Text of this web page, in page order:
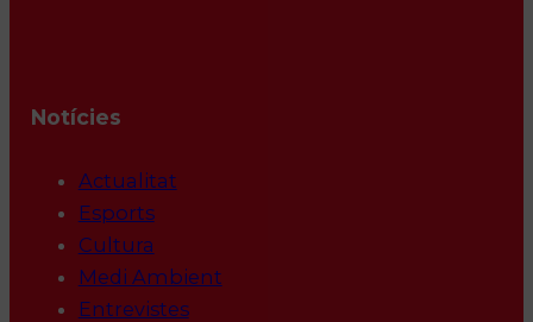
Notícies
Actualitat
Esports
Cultura
Medi Ambient
Entrevistes